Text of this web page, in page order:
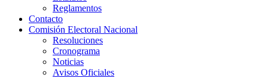
Reglamentos
Contacto
Comisión Electoral Nacional
Resoluciones
Cronograma
Noticias
Avisos Oficiales